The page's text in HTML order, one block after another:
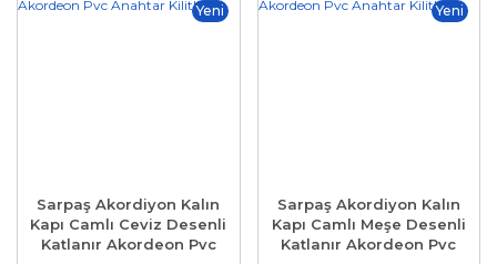
Yeni
Sarpaş Akordiyon Kalın
Kapı Camlı Ceviz Desenli
Katlanır Akordeon Pvc
Yeni
Sarpaş Akordiyon Kalın
Kapı Camlı Meşe Desenli
Katlanır Akordeon Pvc